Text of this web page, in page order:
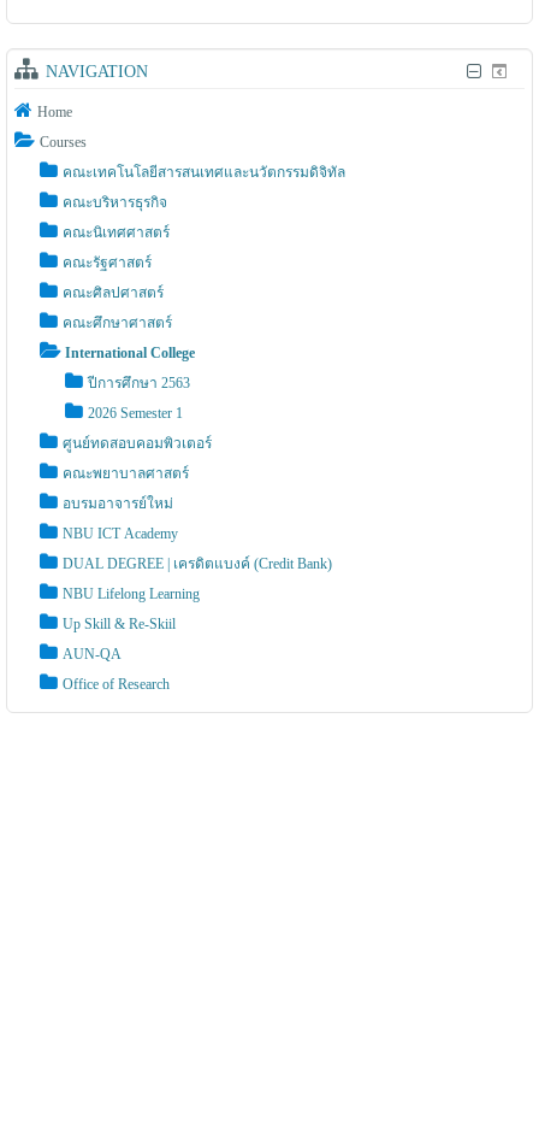
NAVIGATION
Home
Courses
คณะเทคโนโลยีสารสนเทศและนวัตกรรมดิจิทัล
คณะบริหารธุรกิจ
คณะนิเทศศาสตร์
คณะรัฐศาสตร์
คณะศิลปศาสตร์
คณะศึกษาศาสตร์
International College
ปีการศึกษา 2563
2026 Semester 1
ศูนย์ทดสอบคอมพิวเตอร์
คณะพยาบาลศาสตร์
อบรมอาจารย์ใหม่
NBU ICT Academy
DUAL DEGREE | เครดิตแบงค์ (Credit Bank)
NBU Lifelong Learning
Up Skill & Re-Skiil
AUN-QA
Office of Research